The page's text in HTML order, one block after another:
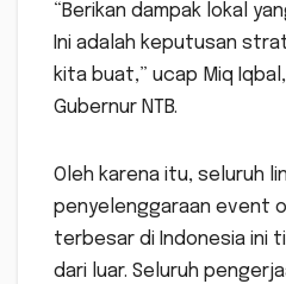
“Berikan dampak lokal
Ini adalah keputusan
kita buat,” ucap Miq
Gubernur NTB.
Oleh karena itu, seluruh
penyelenggaraan event
terbesar di Indonesia ini
dari luar. Seluruh